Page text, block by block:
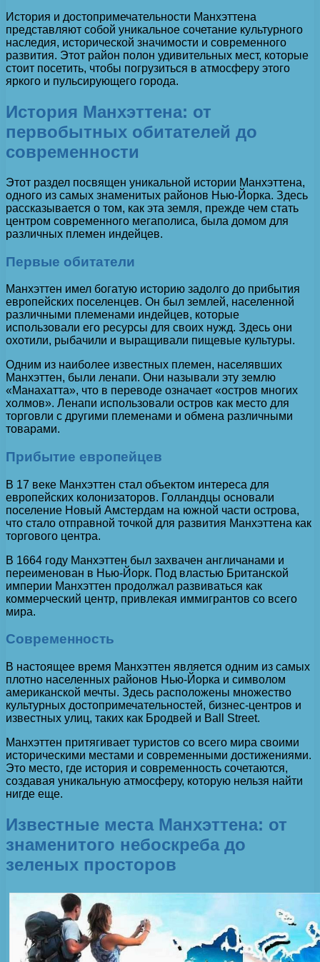
История и достопримечательности Манхэттена
представляют собой уникальное сочетание культурного
наследия, исторической значимости и современного
развития. Этот район полон удивительных мест, которые
стоит посетить, чтобы погрузиться в атмосферу этого
яркого и пульсирующего города.
История Манхэттена: от
первобытных обитателей до
современности
Этот раздел посвящен уникальной истории Манхэттена,
одного из самых знаменитых районов Нью-Йорка. Здесь
рассказывается о том, как эта земля, прежде чем стать
центром современного мегаполиса, была домом для
различных племен индейцев.
Первые обитатели
Манхэттен имел богатую историю задолго до прибытия
европейских поселенцев. Он был землей, населенной
различными племенами индейцев, которые
использовали его ресурсы для своих нужд. Здесь они
охотили, рыбачили и выращивали пищевые культуры.
Одним из наиболее известных племен, населявших
Манхэттен, были ленапи. Они называли эту землю
«Манахатта», что в переводе означает «остров многих
холмов». Ленапи использовали остров как место для
торговли с другими племенами и обмена различными
товарами.
Прибытие европейцев
В 17 веке Манхэттен стал объектом интереса для
европейских колонизаторов. Голландцы основали
поселение Новый Амстердам на южной части острова,
что стало отправной точкой для развития Манхэттена как
торгового центра.
В 1664 году Манхэттен был захвачен англичанами и
переименован в Нью-Йорк. Под властью Британской
империи Манхэттен продолжал развиваться как
коммерческий центр, привлекая иммигрантов со всего
мира.
Современность
В настоящее время Манхэттен является одним из самых
плотно населенных районов Нью-Йорка и символом
американской мечты. Здесь расположены множество
культурных достопримечательностей, бизнес-центров и
известных улиц, таких как Бродвей и Вall Street.
Манхэттен притягивает туристов со всего мира своими
историческими местами и современными достижениями.
Это место, где история и современность сочетаются,
создавая уникальную атмосферу, которую нельзя найти
нигде еще.
Известные места Манхэттена: от
знаменитого небоскреба до
зеленых просторов